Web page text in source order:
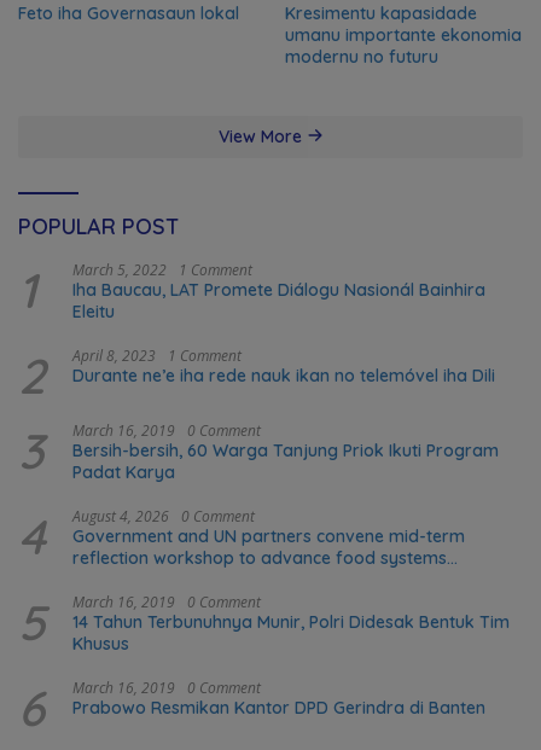
Feto iha Governasaun lokal
Kresimentu kapasidade
umanu importante ekonomia
modernu no futuru
View More
POPULAR POST
1 March 5, 2022 1 Comment
Iha Baucau, LAT Promete Diálogu Nasionál Bainhira
Eleitu
2 April 8, 2023 1 Comment
Durante ne’e iha rede nauk ikan no telemóvel iha Dili
3 March 16, 2019 0 Comment
Bersih-bersih, 60 Warga Tanjung Priok Ikuti Program
Padat Karya
4 August 4, 2026 0 Comment
Government and UN partners convene mid-term
reflection workshop to advance food systems
5 March 16, 2019 0 Comment
14 Tahun Terbunuhnya Munir, Polri Didesak Bentuk Tim
Khusus
6 March 16, 2019 0 Comment
Prabowo Resmikan Kantor DPD Gerindra di Banten